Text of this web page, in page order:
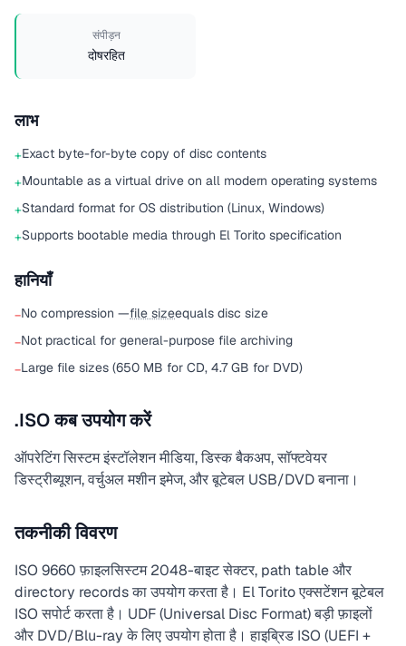
संपीड़न
दोषरहित
लाभ
+Exact byte-for-byte copy of disc contents
+Mountable as a virtual drive on all modern operating systems
+Standard format for OS distribution (Linux, Windows)
+Supports bootable media through El Torito specification
हानियाँ
−No compression —file sizeequals disc size
−Not practical for general-purpose file archiving
−Large file sizes (650 MB for CD, 4.7 GB for DVD)
.ISO कब उपयोग करें
ऑपरेटिंग सिस्टम इंस्टॉलेशन मीडिया, डिस्क बैकअप, सॉफ्टवेयर
डिस्ट्रीब्यूशन, वर्चुअल मशीन इमेज, और बूटेबल USB/DVD बनाना।
तकनीकी विवरण
ISO 9660 फ़ाइलसिस्टम 2048-बाइट सेक्टर, path table और
directory records का उपयोग करता है। El Torito एक्सटेंशन बूटेबल
ISO सपोर्ट करता है। UDF (Universal Disc Format) बड़ी फ़ाइलों
और DVD/Blu-ray के लिए उपयोग होता है। हाइब्रिड ISO (UEFI +